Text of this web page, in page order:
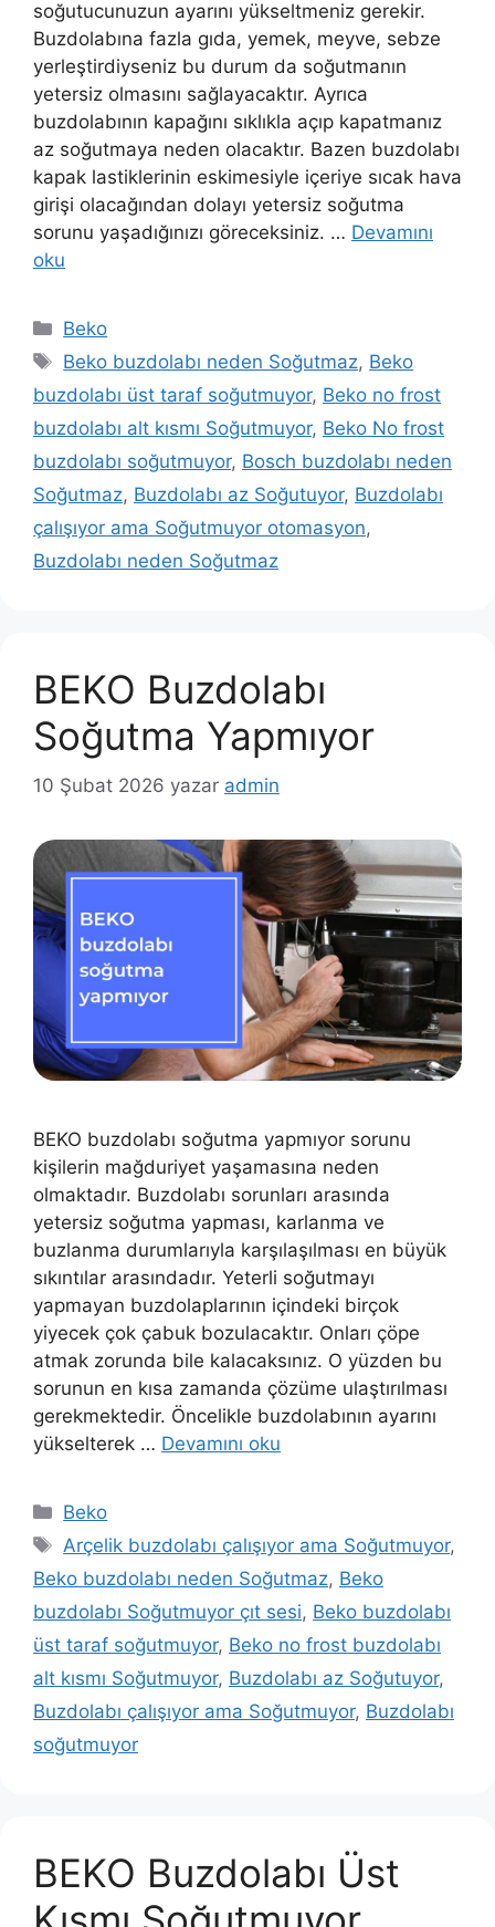
soğutucunuzun ayarını yükseltmeniz gerekir.
Buzdolabına fazla gıda, yemek, meyve, sebze
yerleştirdiyseniz bu durum da soğutmanın
yetersiz olmasını sağlayacaktır. Ayrıca
buzdolabının kapağını sıklıkla açıp kapatmanız
az soğutmaya neden olacaktır. Bazen buzdolabı
kapak lastiklerinin eskimesiyle içeriye sıcak hava
girişi olacağından dolayı yetersiz soğutma
sorunu yaşadığınızı göreceksiniz. … Devamını
oku
Kategoriler
Beko
Etiketler
Beko buzdolabı neden Soğutmaz, Beko
buzdolabı üst taraf soğutmuyor, Beko no frost
buzdolabı alt kısmı Soğutmuyor, Beko No frost
buzdolabı soğutmuyor, Bosch buzdolabı neden
Soğutmaz, Buzdolabı az Soğutuyor, Buzdolabı
çalışıyor ama Soğutmuyor otomasyon,
Buzdolabı neden Soğutmaz
BEKO Buzdolabı
Soğutma Yapmıyor
10 Şubat 2026 yazar admin
BEKO buzdolabı soğutma yapmıyor sorunu
kişilerin mağduriyet yaşamasına neden
olmaktadır. Buzdolabı sorunları arasında
yetersiz soğutma yapması, karlanma ve
buzlanma durumlarıyla karşılaşılması en büyük
sıkıntılar arasındadır. Yeterli soğutmayı
yapmayan buzdolaplarının içindeki birçok
yiyecek çok çabuk bozulacaktır. Onları çöpe
atmak zorunda bile kalacaksınız. O yüzden bu
sorunun en kısa zamanda çözüme ulaştırılması
gerekmektedir. Öncelikle buzdolabının ayarını
yükselterek … Devamını oku
Kategoriler
Beko
Etiketler
Arçelik buzdolabı çalışıyor ama Soğutmuyor,
Beko buzdolabı neden Soğutmaz, Beko
buzdolabı Soğutmuyor çıt sesi, Beko buzdolabı
üst taraf soğutmuyor, Beko no frost buzdolabı
alt kısmı Soğutmuyor, Buzdolabı az Soğutuyor,
Buzdolabı çalışıyor ama Soğutmuyor, Buzdolabı
soğutmuyor
BEKO Buzdolabı Üst